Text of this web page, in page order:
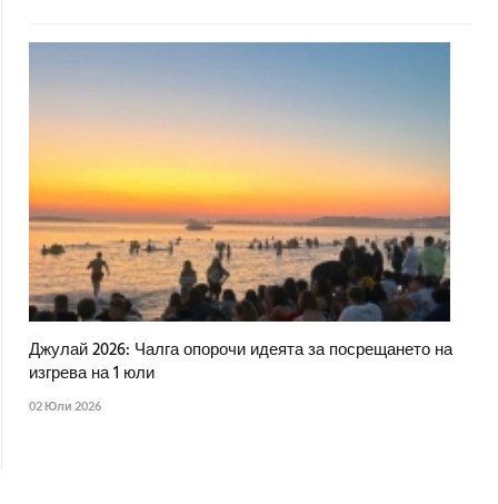
Джулай 2026: Чалга опорочи идеята за посрещането на
изгрева на 1 юли
02 Юли 2026